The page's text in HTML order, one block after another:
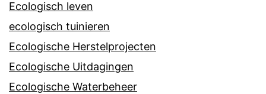
Ecologisch leven
ecologisch tuinieren
Ecologische Herstelprojecten
Ecologische Uitdagingen
Ecologische Waterbeheer